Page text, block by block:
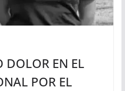
DOLOR EN EL
POR EL